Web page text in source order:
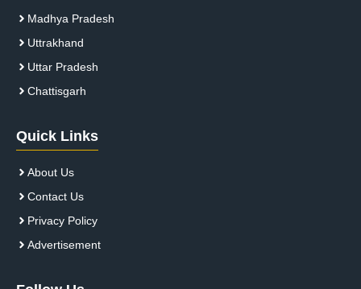
Madhya Pradesh
Uttrakhand
Uttar Pradesh
Chattisgarh
Quick Links
About Us
Contact Us
Privacy Policy
Advertisement